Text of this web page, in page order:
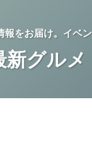
をお届け。イベ
グルメ